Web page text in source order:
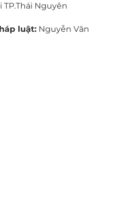
TP.Thái Nguyên
luật: Nguyễn Văn